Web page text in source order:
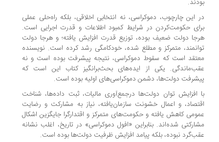
این چارچوب، دموکراسی، نه انتخابی اخلاقی، بلکه راه‌حلی عملی
حکومت‌کردن در شرایط کمبود اطلاعات و قدرت اجرایی است.
دولت ضعیف بوده، توزیع قدرت افزایش یافته؛ و هرجا دولت
متمرکز و مطلع شده، خودکامگی رشد کرده است. نویسنده
است که سقوط دموکراسی، نتیجه پیشرفت بوده است و نه
یکی از ایده‌های بحث‌برانگیز کتاب این است که
دولت‌ها، دشمن دموکراسی‌های اولیه بوده است.
افزایش توان دولت‌ها درجمع‌آوری مالیات، ثبت داده‌ها، شناخت
و اعمال خشونت سازمان‌یافته، نیاز به مشارکت و رضایت
کاهش یافته و حکومت‌های متمرکز و اقتدارگرا جایگزین اشکال
شده‌اند. بنابراین «افول دموکراسی» در تاریخ، اغلب نشانه
نبوده، بلکه پیامد افزایش ظرفیت دولت‌ها بوده است.